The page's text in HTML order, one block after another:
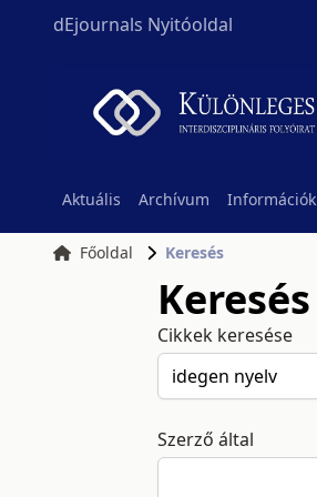
dEjournals Nyitóoldal
Aktuális Archívum Információk
Főoldal Keresés
Keresés
Cikkek keresése
Szerző által